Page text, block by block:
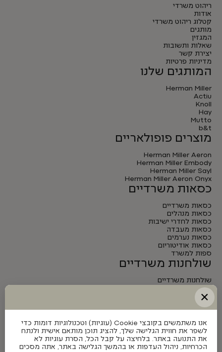
ריהוט משרדי
אודות
קטלוג ריהוט משרדי
מותגים
המגזין
שאלות ותשובות
יצירת קשר
מדיניות פרטיות
המותגים שלנו
Herman Miller
Actiu
Knoll
Hay
Mutto
b&t
מוצרים פופולאריים
Herman Miller Aeron
Herman Miller Embody
Herman Miller Sayl
Herman Miller Aeron Onyx
כסאות משרדיים
כסאות משרדיים
כסאות מנהלים
כסאות לחדרי ישיבות
כסאות מעבדה
כסאות נערמים
כסאות אודיטוריום
ספות למשרד
שולחנות משרדיים
שולחנות משרדיים
שולחנות מנהלים
שולחנות לחדרי ישיבות
שולחנות מתכווננים חשמליים
×
אנו משתמשים בקובצי Cookie (עוגיות) וטכנולוגיות דומות כדי
לשפר את חווית הגלישה שלך, להציג תוכן מותאם אישית ולנתח
את התנועה באתר. בלחיצה על קבל הכל, הסרת עוגיות לא
הכרחיות, ניהול העדפות או בהמשך הגלישה באתר, אתה מסכים